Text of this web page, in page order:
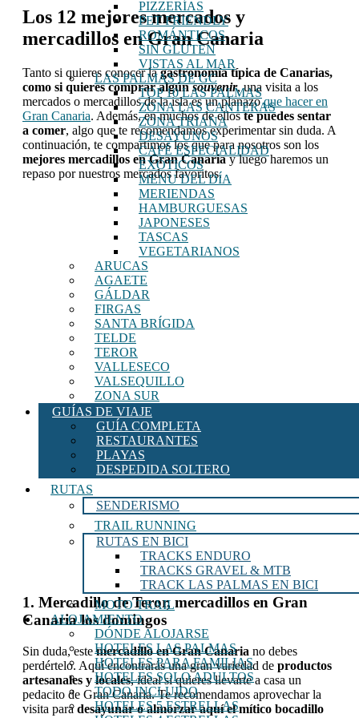
PIZZERÍAS
PET FRIENDLY
ROMÁNTICOS
SIN GLUTEN
VISTAS AL MAR
LAS PALMAS DE GC
TOP 10 LAS PALMAS
ZONA LAS CANTERAS
ZONA TRIANA
DESAYUNOS
CAFÉ ESPECIALIDAD
EXÓTICOS
MENU DEL DÍA
MERIENDAS
HAMBURGUESAS
JAPONESES
TASCAS
VEGETARIANOS
ARUCAS
AGAETE
GÁLDAR
FIRGAS
SANTA BRÍGIDA
TELDE
TEROR
VALLESECO
VALSEQUILLO
ZONA SUR
GUÍAS DE VIAJE
GUÍA COMPLETA
RESTAURANTES
PLAYAS
DESPEDIDA SOLTERO
RUTAS
SENDERISMO
TRAIL RUNNING
RUTAS EN BICI
TRACKS ENDURO
TRACKS GRAVEL & MTB
TRACK LAS PALMAS EN BICI
MOTO TRAIL
ALOJAMIENTO
DÓNDE ALOJARSE
HOTELES LAS PALMAS
HOTELES PARA FAMILIAS
HOTELES SOLO ADULTOS
TODO INCLUIDO
HOTELES 5 ESTRELLAS
Los 12 mejores mercados y
mercadillos en Gran Canaria
Tanto si quieres conocer lagastronomía típica de Canarias,
como si quieres comprar algúnsouvenir, una visita a los
mercados o mercadillos de la isla es un planazoque hacer en
Gran Canaria. Además, en muchos de elloste puedes sentar
a comer, algo que te recomendamos experimentar sin duda. A
continuación, te compartimos los que para nosotros son los
mejores mercadillos en Gran Canariay luego haremos un
repaso por nuestros mercados favoritos.
1. Mercadillo de Teror, mercadillos en Gran
Canaria los domingos
Sin duda, estemercadillo en Gran Canaria no debes
perdértelo. Aquí encontrarás una gran variedad de productos
artesanales y locales, ideal si quieres llevarte a casa un
pedacito de Gran Canaria. Te recomendamos aprovechar la
visita paradesayunar o almorzar aquí el mítico bocadillo